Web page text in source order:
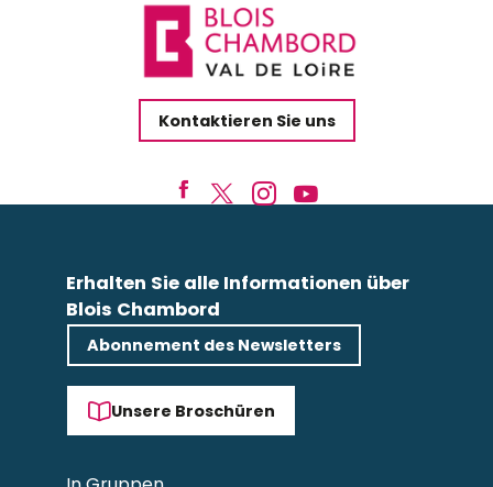
Kontaktieren Sie uns
Erhalten Sie alle Informationen über
Blois Chambord
Abonnement des Newsletters
Unsere Broschüren